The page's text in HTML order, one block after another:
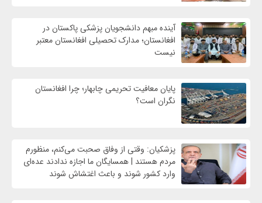
آینده مبهم دانشجویان پزشکی پاکستان در
افغانستان؛ مدارک تحصیلی افغانستان معتبر
نیست
پایان معافیت تحریمی‌ چابهار؛ چرا افغانستان
نگران است؟
پزشکیان: وقتی از وفاق صحبت می‌کنم، منظورم
مردم هستند | همسایگان ما اجازه ندادند عده‌ای
وارد کشور شوند و باعث اغتشاش شوند